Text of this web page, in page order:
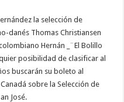
la selección de
danés Thomas Christiansen
Hernán _¨El Bolillo
posibilidad de clasificar al
buscarán su boleto al
sobre la Selección de
José.